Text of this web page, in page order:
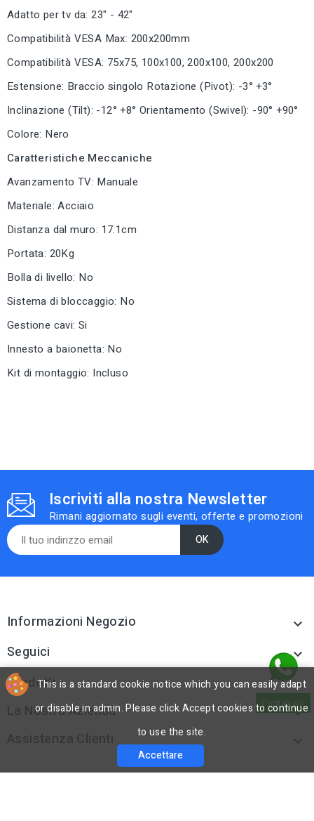
Adatto per tv da: 23" - 42"
Compatibilità VESA Max: 200x200mm
Compatibilità VESA: 75x75, 100x100, 200x100, 200x200
Estensione: Braccio singolo Rotazione (Pivot): -3° +3°
Inclinazione (Tilt): -12° +8° Orientamento (Swivel): -90° +90°
Colore: Nero
Caratteristiche Meccaniche
Avanzamento TV: Manuale
Materiale: Acciaio
Distanza dal muro: 17.1cm
Portata: 20Kg
Bolla di livello: No
Sistema di bloccaggio: No
Gestione cavi: Si
Innesto a baionetta: No
Kit di montaggio: Incluso
Iscriviti alla nostra Newsletter
Rimani aggiornato sugli eventi, offerte e promozioni
Informazioni Negozio 
Seguici 
Prodotti 
La Nostra Azienda 
Assistenza Clienti 
This is a standard cookie notice which you can easily adapt
or disable in admin. Please click Accept cookies to continue
to use the site.
Accettare
Contattaci